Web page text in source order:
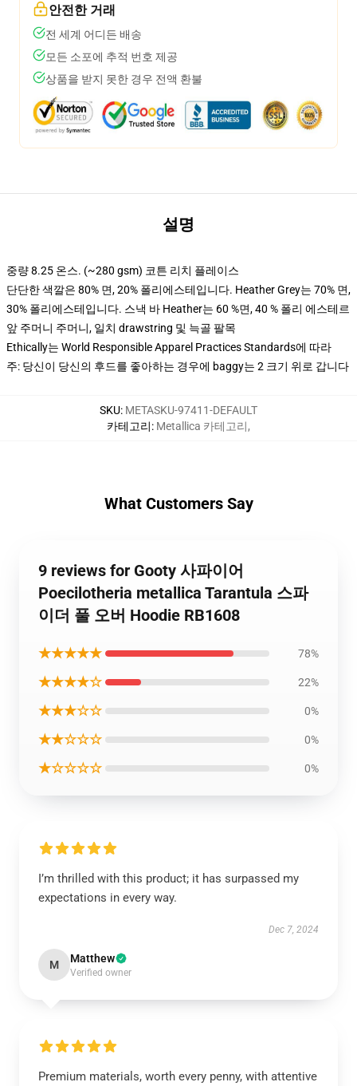
안전한 거래
전 세계 어디든 배송
모든 소포에 추적 번호 제공
상품을 받지 못한 경우 전액 환불
설명
중량 8.25 온스. (~280 gsm) 코튼 리치 플레이스
단단한 색깔은 80% 면, 20% 폴리에스테입니다. Heather Grey는 70% 면,
30% 폴리에스테입니다. 스낵 바 Heather는 60 %면, 40 % 폴리 에스테르
앞 주머니 주머니, 일치 drawstring 및 늑골 팔목
Ethically는 World Responsible Apparel Practices Standards에 따라
주: 당신이 당신의 후드를 좋아하는 경우에 baggy는 2 크기 위로 갑니다
SKU: METASKU-97411-DEFAULT
카테고리: Metallica 카테고리,
What Customers Say
9 reviews for Gooty 사파이어
Poecilotheria metallica Tarantula 스파
이더 풀 오버 Hoodie RB1608
★★★★★ 78%
★★★★☆ 22%
★★★☆☆ 0%
★★☆☆☆ 0%
★☆☆☆☆ 0%
I’m thrilled with this product; it has surpassed my
expectations in every way.
Dec 7, 2024
M Matthew
Verified owner
Premium materials, worth every penny, with attentive